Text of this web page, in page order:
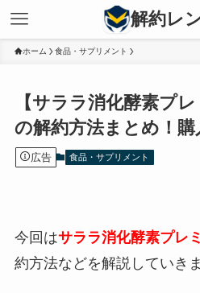
解約レ
ホーム 食品・サプリメント
【サララ消化酵素プ
の解約方法まとめ！
広告 食品・サプリメント
今回はサララ消化酵素プレ
約方法などを解説していきま